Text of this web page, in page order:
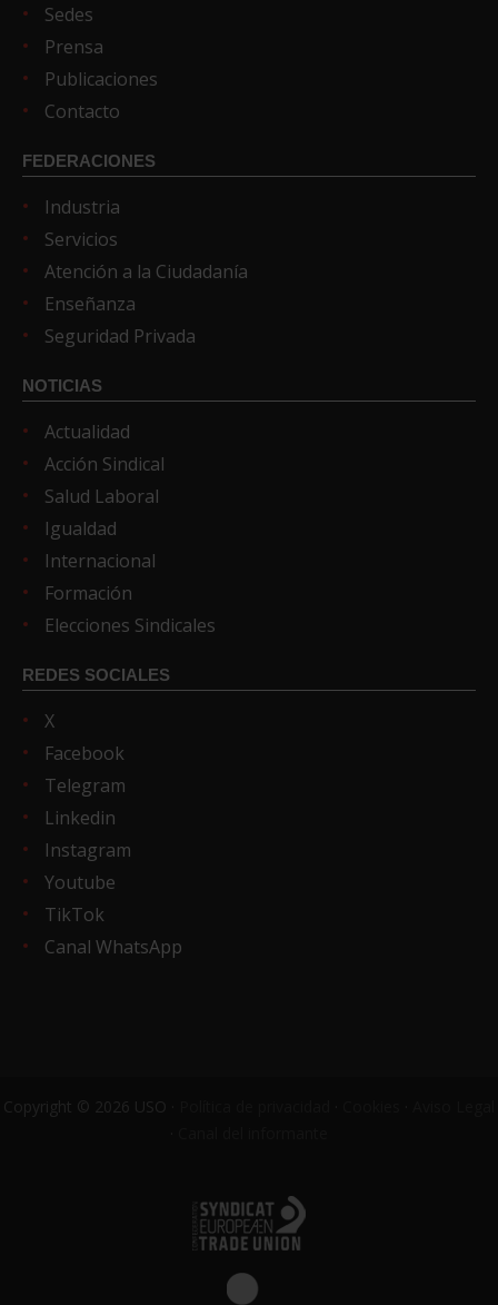
Sedes
Prensa
Publicaciones
Contacto
FEDERACIONES
Industria
Servicios
Atención a la Ciudadanía
Enseñanza
Seguridad Privada
NOTICIAS
Actualidad
Acción Sindical
Salud Laboral
Igualdad
Internacional
Formación
Elecciones Sindicales
REDES SOCIALES
X
Facebook
Telegram
Linkedin
Instagram
Youtube
TikTok
Canal WhatsApp
Copyright © 2026 USO ·